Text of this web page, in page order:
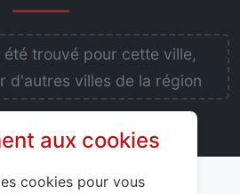
trouvé pour cette ville,
d'autres villes de la région
Eure-et-Loir (28)
aux cookies
cookies pour vous